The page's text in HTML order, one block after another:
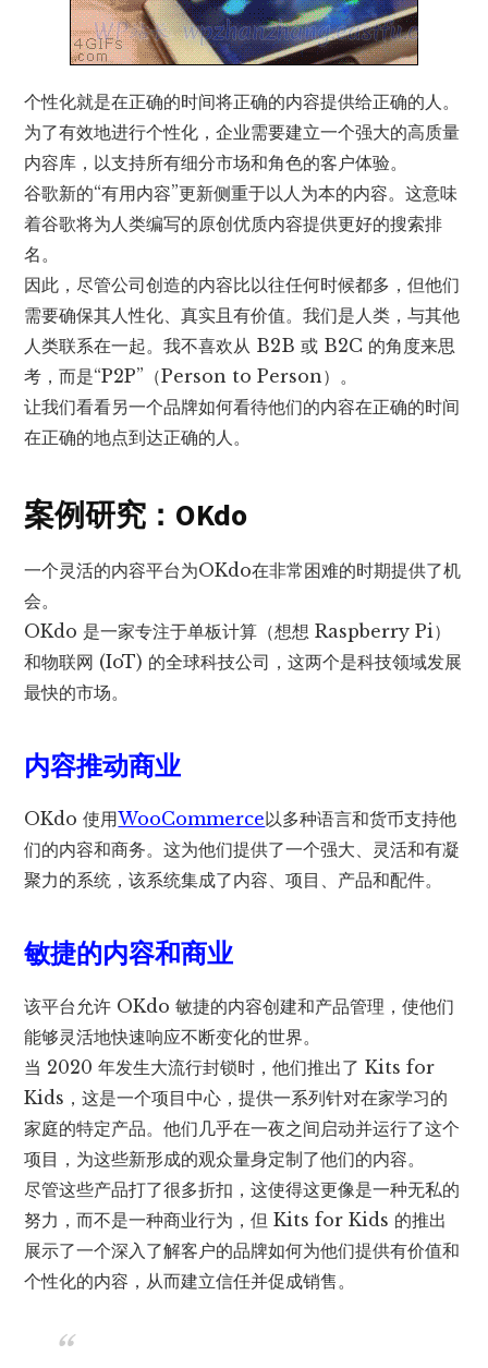
个性化就是在正确的时间将正确的内容提供给正确的人。
为了有效地进行个性化，企业需要建立一个强大的高质量
内容库，以支持所有细分市场和角色的客户体验。
谷歌新的“有用内容”更新侧重于以人为本的内容。这意味
着谷歌将为人类编写的原创优质内容提供更好的搜索排
名。
因此，尽管公司创造的内容比以往任何时候都多，但他们
需要确保其人性化、真实且有价值。我们是人类，与其他
人类联系在一起。我不喜欢从 B2B 或 B2C 的角度来思
考，而是“P2P”（Person to Person）。
让我们看看另一个品牌如何看待他们的内容在正确的时间
在正确的地点到达正确的人。
案例研究：OKdo
一个灵活的内容平台为OKdo在非常困难的时期提供了机
会。
OKdo 是一家专注于单板计算（想想 Raspberry Pi）
和物联网 (IoT) 的全球科技公司，这两个是科技领域发展
最快的市场。
内容推动商业
OKdo 使用WooCommerce以多种语言和货币支持他
们的内容和商务。这为他们提供了一个强大、灵活和有凝
聚力的系统，该系统集成了内容、项目、产品和配件。
敏捷的内容和商业
该平台允许 OKdo 敏捷的内容创建和产品管理，使他们
能够灵活地快速响应不断变化的世界。
当 2020 年发生大流行封锁时，他们推出了 Kits for
Kids，这是一个项目中心，提供一系列针对在家学习的
家庭的特定产品。他们几乎在一夜之间启动并运行了这个
项目，为这些新形成的观众量身定制了他们的内容。
尽管这些产品打了很多折扣，这使得这更像是一种无私的
努力，而不是一种商业行为，但 Kits for Kids 的推出
展示了一个深入了解客户的品牌如何为他们提供有价值和
个性化的内容，从而建立信任并促成销售。